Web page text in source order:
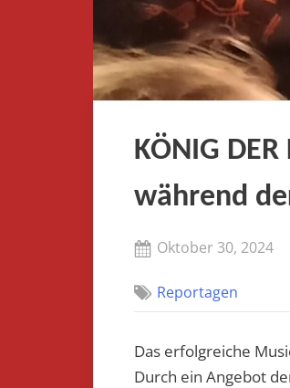
KÖNIG
während
Posted
Oktober 30, 2024
Reportagen
Das erfolgreiche
Durch ein Angebot